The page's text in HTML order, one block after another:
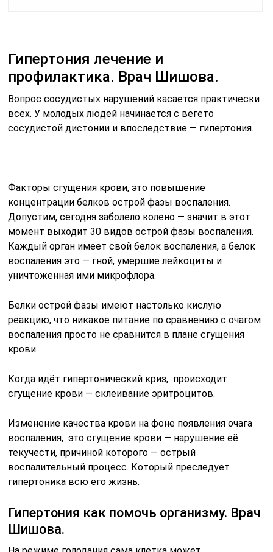
Гипертония лечение и
профилактика. Врач Шишова.
Вопрос сосудистых нарушений касается практически
всех. У молодых людей начинается с вегето
сосудистой дистонии и впоследствие — гипертония.
Факторы сгущения крови, это повышение
концентрации белков острой фазы воспаления.
Допустим, сегодня заболело колено — значит в этот
момент выходит 30 видов острой фазы воспаления.
Каждый орган имеет свой белок воспаления, а белок
воспаления это — гной, умершие лейкоциты и
уничтоженная ими микрофлора.
Белки острой фазы имеют настолько кислую
реакцию, что никакое питание по сравнению с очагом
воспаления просто не сравнится в плане сгущения
крови.
Когда идёт гипертонический криз, происходит
сгущение крови — склеивание эритроцитов.
Изменение качества крови на фоне появления очага
воспаления, это сгущение крови — нарушение её
текучести, причиной которого — острый
воспалительный процесс. Который преследует
гипертоника всю его жизнь.
Гипертония как помочь организму. Врач
Шишова.